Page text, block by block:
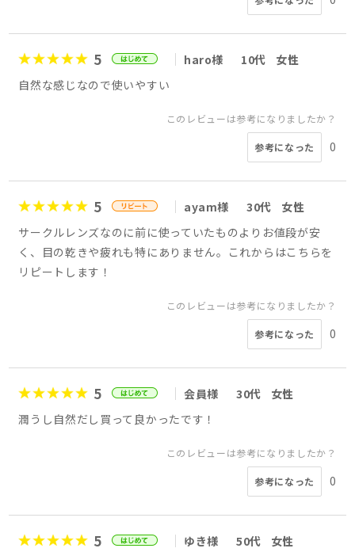
5 haro様 10代
女性
自然な感じなので使いやすい
このレビューは参考になりましたか？
参考になった 0
5 ayam様 30代
女性
サークルレンズなのに前に使っていたものよりお値段が安
く、目の乾きや疲れも特にありません。これからはこちらを
リピートします！
このレビューは参考になりましたか？
参考になった 0
5 会員様 30代
女性
潤うし自然だし買って良かったです！
このレビューは参考になりましたか？
参考になった 0
5 ゆき様 50代
女性